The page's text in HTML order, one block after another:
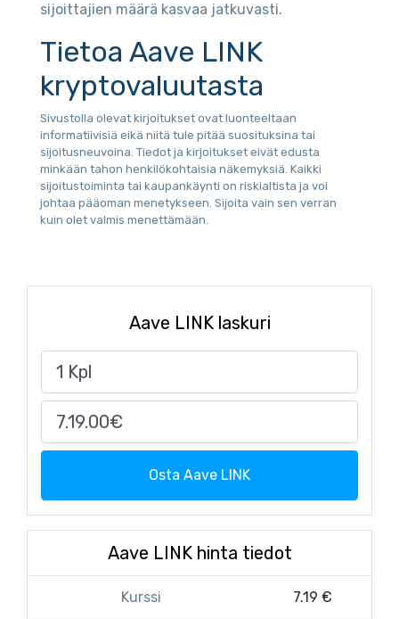
sijoittajien määrä kasvaa jatkuvasti.
Tietoa Aave LINK
kryptovaluutasta
Sivustolla olevat kirjoitukset ovat luonteeltaan
informatiivisiä eikä niitä tule pitää suosituksina tai
sijoitusneuvoina. Tiedot ja kirjoitukset eivät edusta
minkään tahon henkilökohtaisia näkemyksiä. Kaikki
sijoitustoiminta tai kaupankäynti on riskialtista ja voi
johtaa pääoman menetykseen. Sijoita vain sen verran
kuin olet valmis menettämään.
Aave LINK laskuri
Osta Aave LINK
Aave LINK hinta tiedot
Kurssi 7.19 €